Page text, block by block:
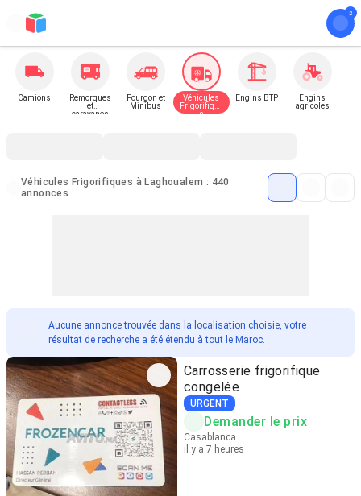
Camions
Remorques
et
caravanes
Fourgon et
Minibus
Véhicules
Frigorifique
s
Engins BTP
Engins
agricoles
Véhicules Frigorifiques à Laghoualem : 440
annonces
Aucune annonce trouvée dans la localisation choisie, votre
résultat de recherche a été étendu à tout le Maroc.
Carrosserie frigorifique
congelée
URGENT
Demander le prix
Casablanca
il y a 7 heures